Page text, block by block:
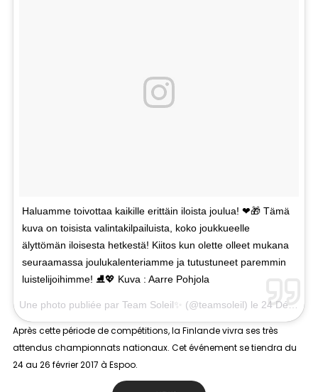
Haluamme toivottaa kaikille erittäin iloista joulua! ❤🎁 Tämä
kuva on toisista valintakilpailuista, koko joukkueelle
älyttömän iloisesta hetkestä! Kiitos kun olette olleet mukana
seuraamassa joulukalenteriamme ja tutustuneet paremmin
luistelijoihimme! ⛸💖 Kuva : Aarre Pohjola
Une photo publiée par Team Soleil✨ (@teamsoleil) le 24 Déc. 2016 à 4h22 PST
Après cette période de compétitions, la Finlande vivra ses très
attendus championnats nationaux. Cet événement se tiendra du
24 au 26 février 2017 à Espoo.